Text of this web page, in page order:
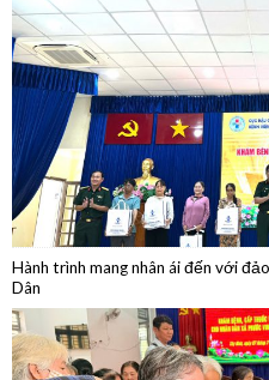
Nghĩa tình và tri ân nhân ngày